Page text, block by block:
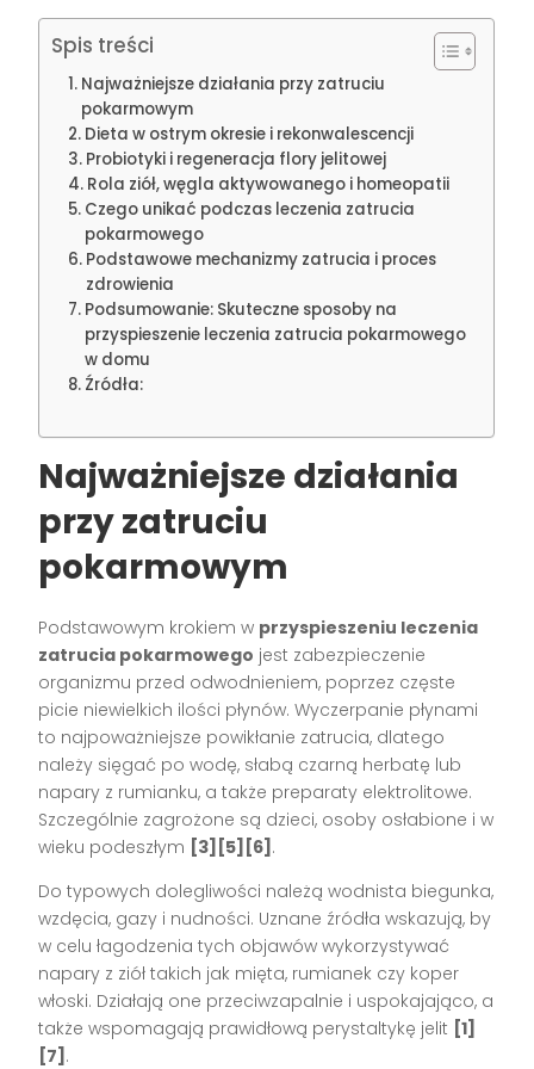
Spis treści
Najważniejsze działania przy zatruciu
pokarmowym
Dieta w ostrym okresie i rekonwalescencji
Probiotyki i regeneracja flory jelitowej
Rola ziół, węgla aktywowanego i homeopatii
Czego unikać podczas leczenia zatrucia
pokarmowego
Podstawowe mechanizmy zatrucia i proces
zdrowienia
Podsumowanie: Skuteczne sposoby na
przyspieszenie leczenia zatrucia pokarmowego
w domu
Źródła:
Najważniejsze działania
przy zatruciu
pokarmowym
Podstawowym krokiem w przyspieszeniu leczenia
zatrucia pokarmowego jest zabezpieczenie
organizmu przed odwodnieniem, poprzez częste
picie niewielkich ilości płynów. Wyczerpanie płynami
to najpoważniejsze powikłanie zatrucia, dlatego
należy sięgać po wodę, słabą czarną herbatę lub
napary z rumianku, a także preparaty elektrolitowe.
Szczególnie zagrożone są dzieci, osoby osłabione i w
wieku podeszłym [3][5][6] .
Do typowych dolegliwości należą wodnista biegunka,
wzdęcia, gazy i nudności. Uznane źródła wskazują, by
w celu łagodzenia tych objawów wykorzystywać
napary z ziół takich jak mięta, rumianek czy koper
włoski. Działają one przeciwzapalnie i uspokajająco, a
także wspomagają prawidłową perystaltykę jelit [1]
[7] .